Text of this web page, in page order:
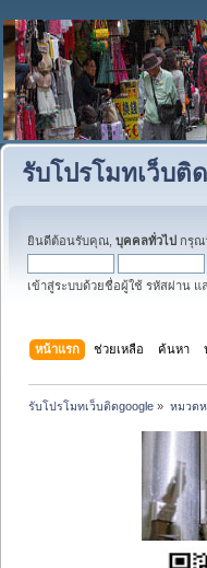
รับโปรโมทเว็บติ
ยินดีต้อนรับคุณ, บุคคลทั่วไป กรุณ
เข้าสู่ระบบด้วยชื่อผู้ใช้ รหัสผ่าน แ
หน้าแรก ช่วยเหลือ ค้นหา
รับโปรโมทเว็บติดgoogle » หมวด